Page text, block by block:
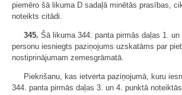
piemēro šā likuma D sadaļā minētās prasības,
noteikts citādi.
345. Šā likuma 344. panta pirmās daļas 1.
personu iesniegts paziņojums uzskatāms par
nostiprinājumam zemesgrāmatā.
Piekrišanu, kas ietverta paziņojumā, kuru
344. panta pirmās daļas 3. un 4. punktā